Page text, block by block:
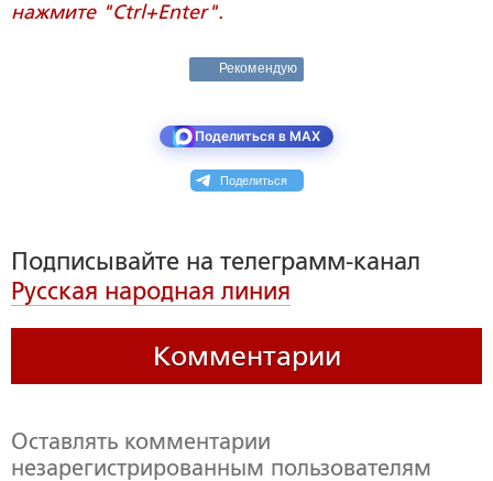
нажмите "Ctrl+Enter".
Рекомендую
Поделиться в MAX
Поделиться
Подписывайте на телеграмм-канал
Русская народная линия
Комментарии
Оставлять комментарии
незарегистрированным пользователям